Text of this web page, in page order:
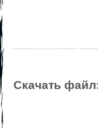
Скачать